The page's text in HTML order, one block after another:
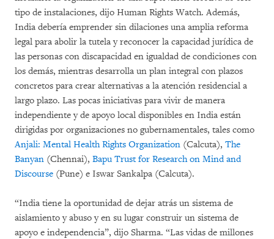
tipo de instalaciones, dijo Human Rights Watch. Además,
India debería emprender sin dilaciones una amplia reforma
legal para abolir la tutela y reconocer la capacidad jurídica de
las personas con discapacidad en igualdad de condiciones con
los demás, mientras desarrolla un plan integral con plazos
concretos para crear alternativas a la atención residencial a
largo plazo. Las pocas iniciativas para vivir de manera
independiente y de apoyo local disponibles en India están
dirigidas por organizaciones no gubernamentales, tales como
Anjali: Mental Health Rights Organization (Calcuta), The
Banyan (Chennai), Bapu Trust for Research on Mind and
Discourse (Pune) e Iswar Sankalpa (Calcuta).
“India tiene la oportunidad de dejar atrás un sistema de
aislamiento y abuso y en su lugar construir un sistema de
apoyo e independencia”, dijo Sharma. “Las vidas de millones